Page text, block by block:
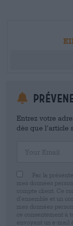
Entrez votre
dès que l’article
Par la
mes données
compte client. Ce
d’ensemble et un
mes données
ce consentement à
envoyant un e-mail